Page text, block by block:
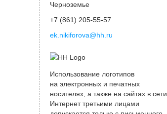
Черноземье
+7 (861) 205-55-57
ek.nikiforova@hh.ru
Использование логотипов
на электронных и печатных
носителях, а также на сайтах в сети
Интернет третьими лицами